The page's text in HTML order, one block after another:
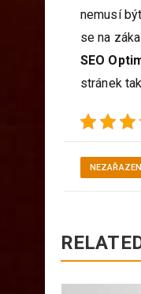
nemusí
se na
SEO
stránek